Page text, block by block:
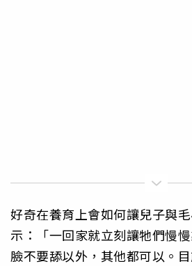
好奇在養育上會如何讓兒子與
示：「一回家就立刻讓牠們慢
臉不要舔以外，其他都可以。